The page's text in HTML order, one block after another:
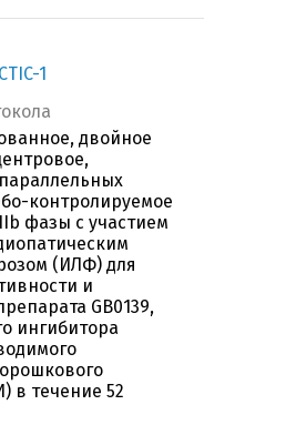
1
двойное
контролируемое
фазы с участием
(ИЛФ) для
и
GB0139,
ингибитора
в течение 52